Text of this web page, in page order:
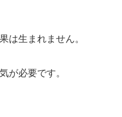
は生まれません。
が必要です。